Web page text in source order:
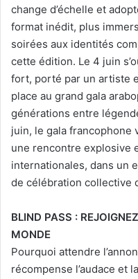
change d’échelle et
format inédit, plus
soirées aux identités
cette édition. Le 4 juin
fort, porté par un artiste
place au grand gala
générations entre
juin, le gala
une rencontre explosive
internationales, dans un
de célébration collective
BLIND PASS :
MONDE
Pourquoi attendre
récompense l’audace et